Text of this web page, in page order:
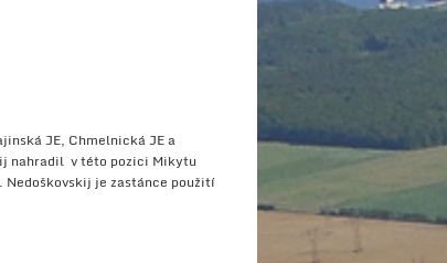
JE, Chmelnická JE a
nahradil v této pozici Mikytu
je zastánce použití